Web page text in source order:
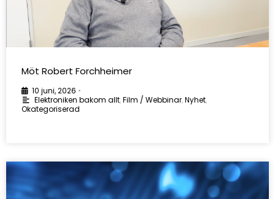
Möt Robert Forchheimer
10 juni, 2026 •
Elektroniken bakom allt,Film / Webbinar,Nyhet,
Okategoriserad